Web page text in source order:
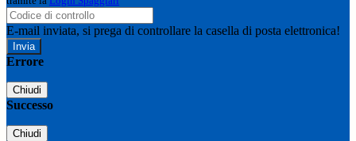
E-mail inviata, si prega di controllare la casella di posta elettronica!
Errore
Chiudi
Successo
Chiudi